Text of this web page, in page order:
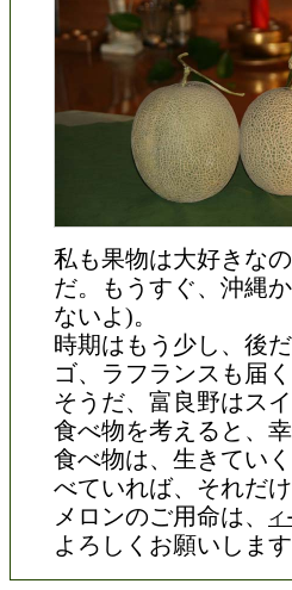
私も果物は大好きな
だ。もうすぐ、沖縄
ないよ)。
時期はもう少し、後
ゴ、ラフランスも届
そうだ、富良野はス
食べ物を考えると、
食べ物は、生きてい
べていれば、それだ
メロンのご用命は、
イ
よろしくお願いします